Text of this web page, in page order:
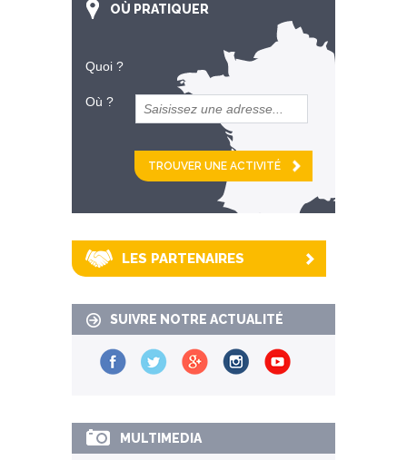
OÙ PRATIQUER
Quoi ?
Où ?
et
km alentour
LES PARTENAIRES
SUIVRE NOTRE ACTUALITÉ
MULTIMEDIA